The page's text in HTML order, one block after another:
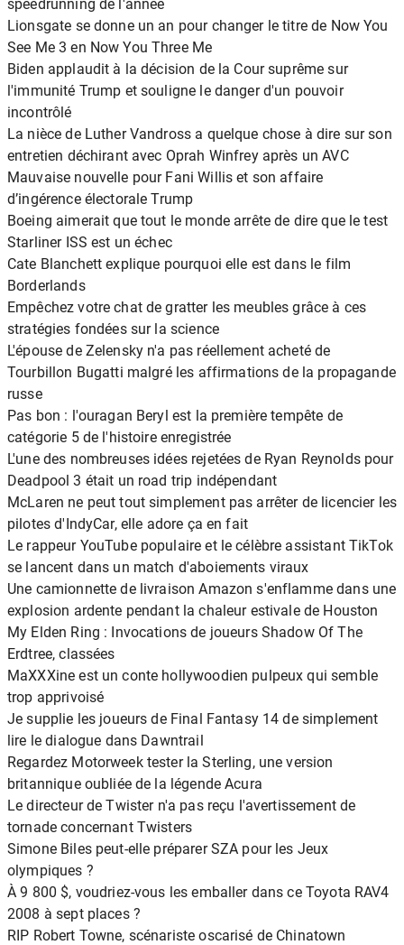
speedrunning de l'année
Lionsgate se donne un an pour changer le titre de Now You
See Me 3 en Now You Three Me
Biden applaudit à la décision de la Cour suprême sur
l'immunité Trump et souligne le danger d'un pouvoir
incontrôlé
La nièce de Luther Vandross a quelque chose à dire sur son
entretien déchirant avec Oprah Winfrey après un AVC
Mauvaise nouvelle pour Fani Willis et son affaire
d’ingérence électorale Trump
Boeing aimerait que tout le monde arrête de dire que le test
Starliner ISS est un échec
Cate Blanchett explique pourquoi elle est dans le film
Borderlands
Empêchez votre chat de gratter les meubles grâce à ces
stratégies fondées sur la science
L'épouse de Zelensky n'a pas réellement acheté de
Tourbillon Bugatti malgré les affirmations de la propagande
russe
Pas bon : l'ouragan Beryl est la première tempête de
catégorie 5 de l'histoire enregistrée
L'une des nombreuses idées rejetées de Ryan Reynolds pour
Deadpool 3 était un road trip indépendant
McLaren ne peut tout simplement pas arrêter de licencier les
pilotes d'IndyCar, elle adore ça en fait
Le rappeur YouTube populaire et le célèbre assistant TikTok
se lancent dans un match d'aboiements viraux
Une camionnette de livraison Amazon s'enflamme dans une
explosion ardente pendant la chaleur estivale de Houston
My Elden Ring : Invocations de joueurs Shadow Of The
Erdtree, classées
MaXXXine est un conte hollywoodien pulpeux qui semble
trop apprivoisé
Je supplie les joueurs de Final Fantasy 14 de simplement
lire le dialogue dans Dawntrail
Regardez Motorweek tester la Sterling, une version
britannique oubliée de la légende Acura
Le directeur de Twister n'a pas reçu l'avertissement de
tornade concernant Twisters
Simone Biles peut-elle préparer SZA pour les Jeux
olympiques ?
À 9 800 $, voudriez-vous les emballer dans ce Toyota RAV4
2008 à sept places ?
RIP Robert Towne, scénariste oscarisé de Chinatown